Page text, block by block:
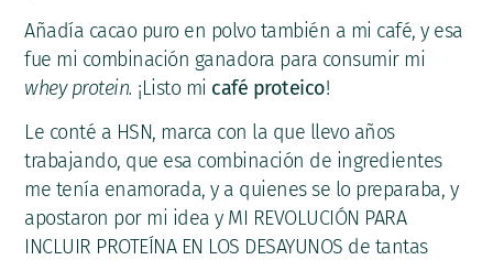
Añadía cacao puro en polvo también a mi café, y esa
fue mi combinación ganadora para consumir mi
whey protein. ¡Listo mi café proteico!
Le conté a HSN, marca con la que llevo años
trabajando, que esa combinación de ingredientes
me tenía enamorada, y a quienes se lo preparaba, y
apostaron por mi idea y MI REVOLUCIÓN PARA
INCLUIR PROTEÍNA EN LOS DESAYUNOS de tantas